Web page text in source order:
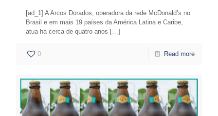
[ad_1] A Arcos Dorados, operadora da rede McDonald’s no
Brasil e em mais 19 países da América Latina e Caribe,
atua há cerca de quatro anos […]
0 Read more